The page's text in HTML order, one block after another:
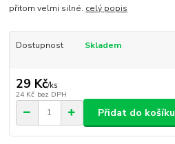
přitom velmi silné. celý popis
Dostupnost Skladem
29 Kč/ks
24 Kč bez DPH
Přidat do košíku